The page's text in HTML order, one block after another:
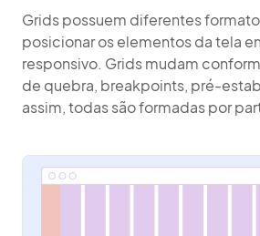
Grids possuem diferentes
posicionar os elementos da tela
responsivo. Grids mudam
de quebra, breakpoints, pré-
assim, todas são formadas por